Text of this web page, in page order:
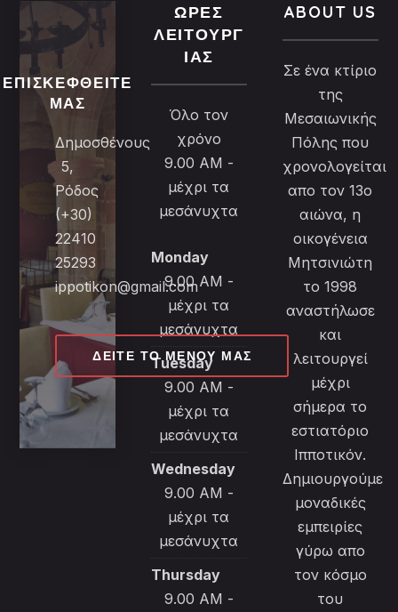
ΕΠΙΣΚΕΦΘΕΊΤΕ
ΜΑΣ
Δημοσθένους
5,
Ρόδος
(+30)
22410
25293
ippotikon@gmail.com
ΔΕΊΤΕ ΤΟ ΜΕΝΟΎ ΜΑΣ
ΏΡΕΣ
ΛΕΙΤΟΥΡΓ
ΊΑΣ
Όλο τον
χρόνο
9.00 AM -
μέχρι τα
μεσάνυχτα
Monday
9.00 AM -
μέχρι τα
μεσάνυχτα
Tuesday
9.00 AM -
μέχρι τα
μεσάνυχτα
Wednesday
9.00 AM -
μέχρι τα
μεσάνυχτα
Thursday
9.00 AM -
ABOUT US
Σε ένα κτίριο
της
Μεσαιωνικής
Πόλης που
χρονολογείται
απο τον 13ο
αιώνα, η
οικογένεια
Μητσινιώτη
το 1998
αναστήλωσε
και
λειτουργεί
μέχρι
σήμερα το
εστιατόριο
Ιπποτικόν.
Δημιουργούμε
μοναδικές
εμπειρίες
γύρω απο
τον κόσμο
του